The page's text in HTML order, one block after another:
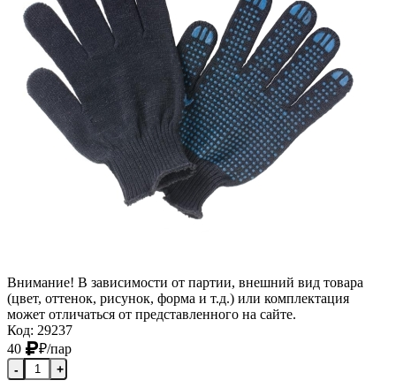
Внимание! В зависимости от партии, внешний вид товара
(цвет, оттенок, рисунок, форма и т.д.) или комплектация
может отличаться от представленного на сайте.
Код: 29237
40
₽/пар
- +